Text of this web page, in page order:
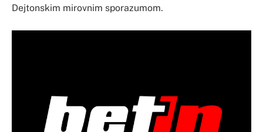
Dejtonskim mirovnim sporazumom.